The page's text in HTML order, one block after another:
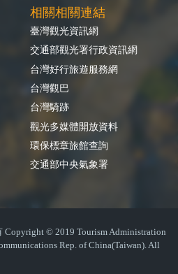
相關相關連結
臺灣觀光資訊網
交通部觀光署行政資訊網
台灣好行旅遊服務網
台灣觀巴
台灣騎跡
觀光多媒體開放資料
環保標章旅館查詢
交通部中央氣象署
© 2019 Tourism Administration
Rep. of China(Taiwan). All